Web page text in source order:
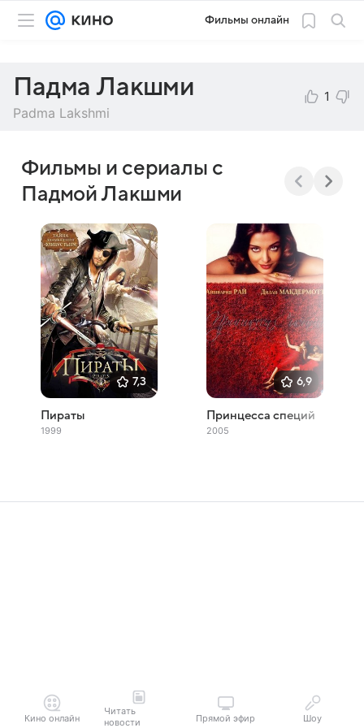
Фильмы онлайн
Падма Лакшми
Padma Lakshmi
1
Фильмы и сериалы с
Падмой Лакшми
7,3
Пираты
1999
6,9
Принцесса специй
2005
Кино онлайн
Читать
новости
Прямой эфир Шоу